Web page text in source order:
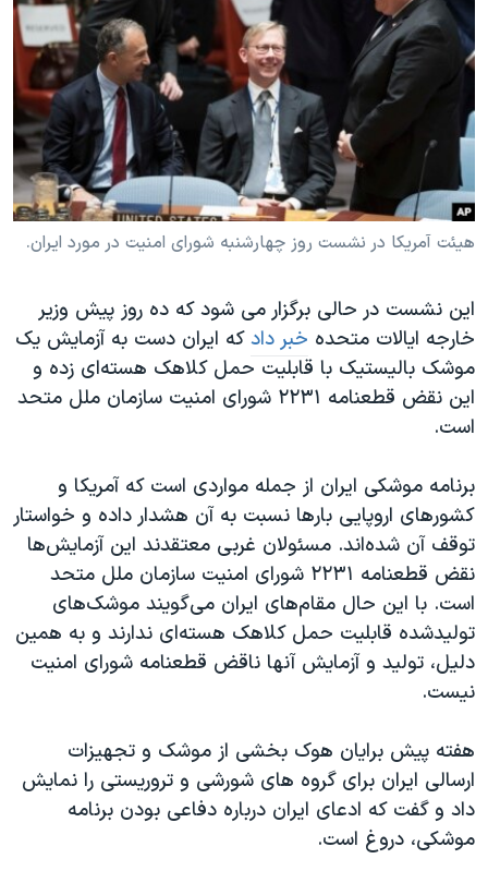
هیئت آمریکا در نشست روز چهارشنبه شورای امنیت در مورد ایران.
این نشست در حالی برگزار می شود که ده روز پیش وزیر
خارجه ایالات متحده خبر دادکه ایران دست به آزمایش یک
موشک بالیستیک با قابلیت حمل کلاهک هسته‌ای زده و
این نقض قطعنامه ۲۲۳۱ شورای امنیت سازمان ملل متحد
است.
برنامه موشکی ایران از جمله مواردی است که آمریکا و
کشورهای اروپایی بارها نسبت به آن هشدار داده‌ و خواستار
توقف آن شده‌‌اند. مسئولان غربی معتقدند این آزمایش‌ها
نقض قطعنامه ۲۲۳۱ شورای امنیت سازمان ملل متحد
است. با این حال مقام‌های ایران می‌گویند موشک‌های
تولید‌شده قابلیت حمل کلاهک هسته‌ای ندارند و به همین
دلیل، تولید و آزمایش آنها ناقض قطعنامه شورای امنیت
نیست.
هفته پیش برایان هوک بخشی از موشک و تجهیزات
ارسالی ایران برای گروه های شورشی و تروریستی را نمایش
داد و گفت که ادعای ایران درباره دفاعی بودن برنامه
موشکی، دروغ است.